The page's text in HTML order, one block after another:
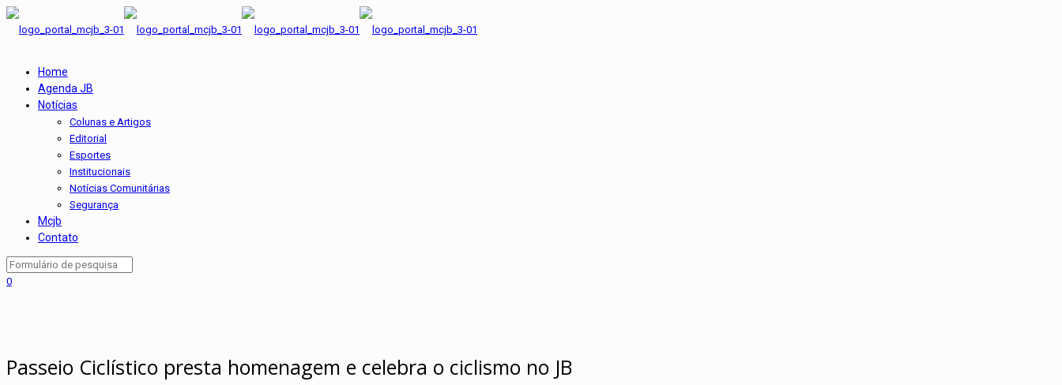
Home
Agenda JB
Notícias
Colunas e Artigos
Editorial
Esportes
Institucionais
Notícias Comunitárias
Segurança
Mcjb
Contato
0
Passeio Ciclístico presta homenagem e celebra o ciclismo no JB